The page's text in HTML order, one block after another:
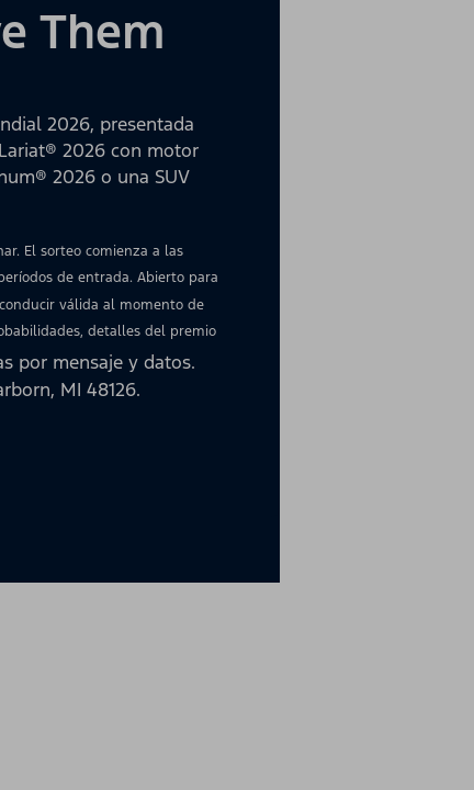
Them
2026, presentada
2026 con motor
2026 o una SUV
El sorteo comienza a las
de entrada. Abierto para
válida al momento de
detalles del premio
por mensaje y datos.
MI 48126.